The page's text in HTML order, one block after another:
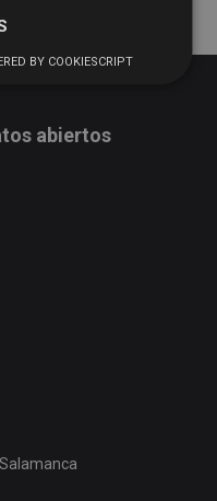
abiertos
BY COOKIESCRIPT